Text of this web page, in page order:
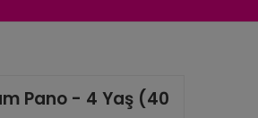
Pano - 4 Yaş (40